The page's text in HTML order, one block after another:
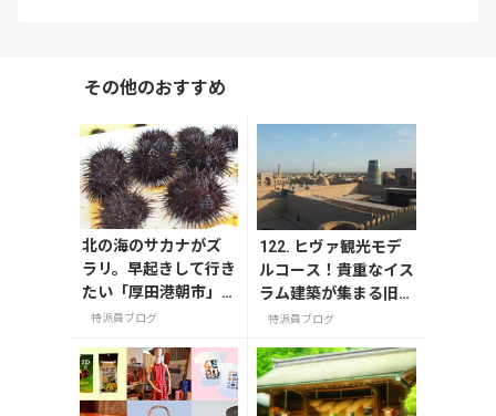
その他のおすすめ
北の海のサカナがズ
ラリ。早起きして行き
たい「厚田港朝市」
（北海道石狩市）
特派員ブログ
122. ヒヴァ観光モデ
ルコース！貴重なイス
ラム建築が集まる旧市
街イチャンカラを徹底
特派員ブログ